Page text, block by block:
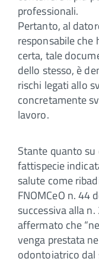
professionali.
Pertanto, al
responsabile che
certa, tale
dello stesso, è
rischi legati allo
concretamente
lavoro.
Stante quanto
fattispecie
salute come
FNOMCeO n. 44
successiva alla
affermato che
venga prestata
odontoiatrico dal